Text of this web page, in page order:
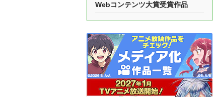
Webコンテンツ大賞受賞作品